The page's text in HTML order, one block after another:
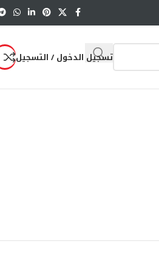
تسجيل الدخول / التسجيل